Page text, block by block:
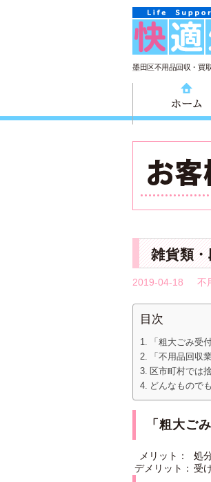
墨田区不用品回収・買
雑貨類
2019-04-18 不
目次
「粗大ごみ受
「不用品回収
区市町村では
どんなもので
「粗大ご
メリット：
処
デメリット： 受